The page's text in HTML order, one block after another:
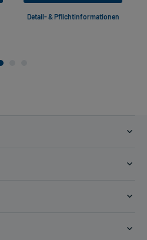
Detail- & Pflichtinformationen